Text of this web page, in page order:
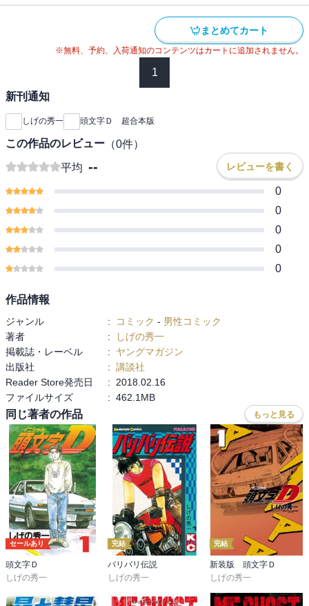
まとめてカート
※無料、予約、入荷通知のコンテンツはカートに追加されません。
1
新刊通知
しげの秀一 頭文字Ｄ 超合本版
この作品のレビュー （0件）
平均 -- レビューを書く
0
0
0
0
0
作品情報
ジャンル : コミック - 男性コミック
著者
:
しげの秀一
掲載誌・レーベル
:
ヤングマガジン
出版社
: 講談社
Reader Store発売日
:
2018.02.16
ファイルサイズ
: 462.1MB
同じ著者の作品 もっと見る
セールあり
頭文字Ｄ
しげの秀一
完結
バリバリ伝説
しげの秀一
完結
新装版 頭文字Ｄ
しげの秀一